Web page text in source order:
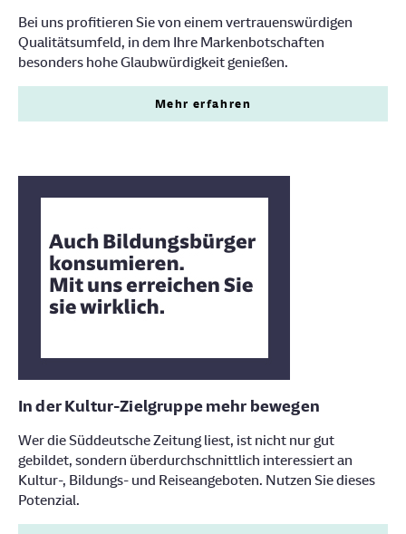
Bei uns profitieren Sie von einem vertrauenswürdigen
Qualitätsumfeld, in dem Ihre Markenbotschaften
besonders hohe Glaubwürdigkeit genießen.
Mehr erfahren
In der Kultur-Zielgruppe mehr bewegen
Wer die Süddeutsche Zeitung liest, ist nicht nur gut
gebildet, sondern überdurchschnittlich interessiert an
Kultur-, Bildungs- und Reiseangeboten. Nutzen Sie dieses
Potenzial.